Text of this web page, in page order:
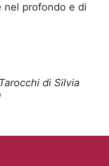
nel profondo e di
di Silvia